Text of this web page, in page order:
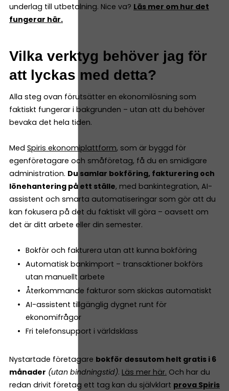
underlag till utbetalning. Nice va? Läs mer om hur det
fungerar här.
Vilka verktyg behöver jag för
att lyckas med detta?
Alla steg ovan förutsätter en ekonomilösning som
faktiskt fungerar i bakgrunden – utan att du behöver
bevaka det hela tiden.
Med Spiris ekonomiplattform, som är byggd för
egenföretagare och småföretag, få du en smidigare
administration. Du samlar bokföring, fakturering och
lönehantering på ett ställe, med bankintegration, AI-
assistent och smarta automatiseringar som gör att du
kan fokusera på det du faktiskt vill göra – oavsett om
det är ditt arbete eller din semester.
Bokför och fakturera utan att kunna bokföring
Automatisk bankimport – transaktioner bokförs
utan manuellt arbete
Återkommande fakturor som skickas automatiskt
AI-assistent tillgänglig dygnet runt för
ekonomifrågor
Fri telefonsupport i världsklass
Nystartade företagare bokför dessutom helt gratis i 6
månader (utan bindningstid). Läs mer här. Och har du
redan drivit företag ett tag kan du självklart prova Spiris